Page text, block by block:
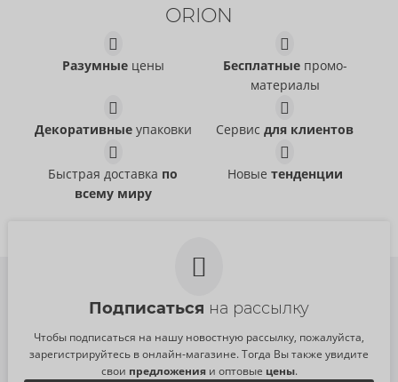
ORION
Разумныецены Бесплатныепромо-
материалы
Декоративныеупаковки Сервисдля клиентов
Быстрая доставка по
всему миру
Новые тенденции
Подписаться на рассылку
Чтобы подписаться на нашу новостную рассылку, пожалуйста,
зарегистрируйтесь в онлайн-магазине. Тогда Вы также увидите
свои предложенияи оптовые цены.